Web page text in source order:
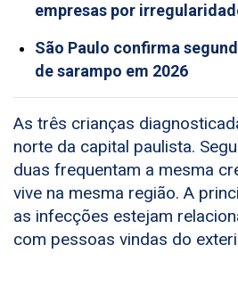
empresas por
São Paulo confirma
de sarampo em 2026
As três crianças
norte da capital paulista.
duas frequentam a mesma
vive na mesma região. A
as infecções estejam
com pessoas vindas do